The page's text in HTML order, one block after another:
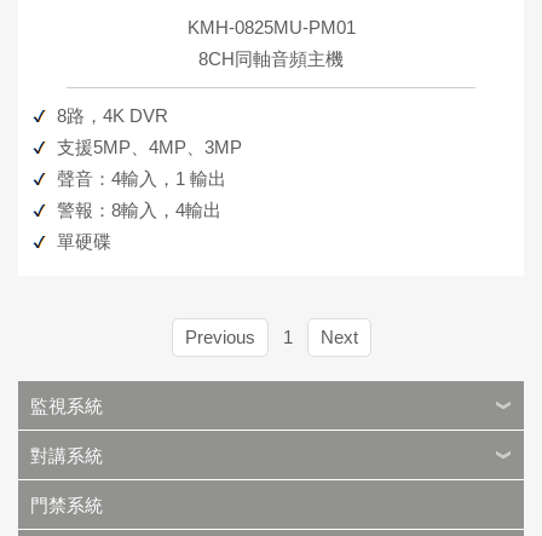
KMH-0825MU-PM01
8CH同軸音頻主機
8路，4K DVR
支援5MP、4MP、3MP
聲音：4輸入，1 輸出
警報：8輸入，4輸出
單硬碟
Previous 1 Next
監視系統
對講系統
門禁系統